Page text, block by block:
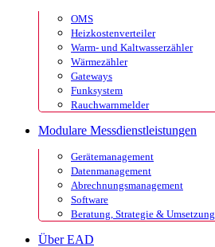
OMS
Heizkostenverteiler
Warm- und Kaltwasserzähler
Wärmezähler
Gateways
Funksystem
Rauchwarnmelder
Modulare Messdienstleistungen
Gerätemanagement
Datenmanagement
Abrechnungsmanagement
Software
Beratung, Strategie & Umsetzung
Über EAD